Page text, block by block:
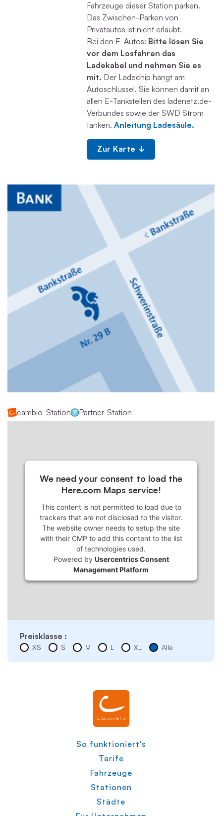
Fahrzeuge dieser Station parken.
Das Zwischen-Parken von
Privatautos ist nicht erlaubt.
Bei den E-Autos: Bitte lösen Sie
vor dem Losfahren das
Ladekabel und nehmen Sie es
mit. Der Ladechip hängt am
Autoschlüssel. Sie können damit an
allen E-Tankstellen des ladenetz.de-
Verbundes sowie der SWD Strom
tanken. Anleitung Ladesäule.
Zur Karte
cambio-Station Partner-Station
We need your consent to load the
Here.com Maps service!
This content is not permitted to load due to
trackers that are not disclosed to the visitor.
The website owner needs to setup the site
with their CMP to add this content to the list
of technologies used.
Powered by Usercentrics Consent
Management Platform
Preisklasse :
XS S M L XL Alle
So funktioniert's
Tarife
Fahrzeuge
Stationen
Städte